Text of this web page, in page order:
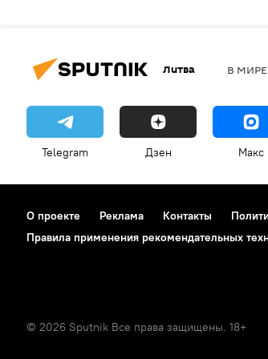
Литва В МИРЕ
Telegram Дзен Макс
О проекте Реклама Контакты
Правила применения рекомендательных
© 2026 Sputnik Все права защищены. 18+